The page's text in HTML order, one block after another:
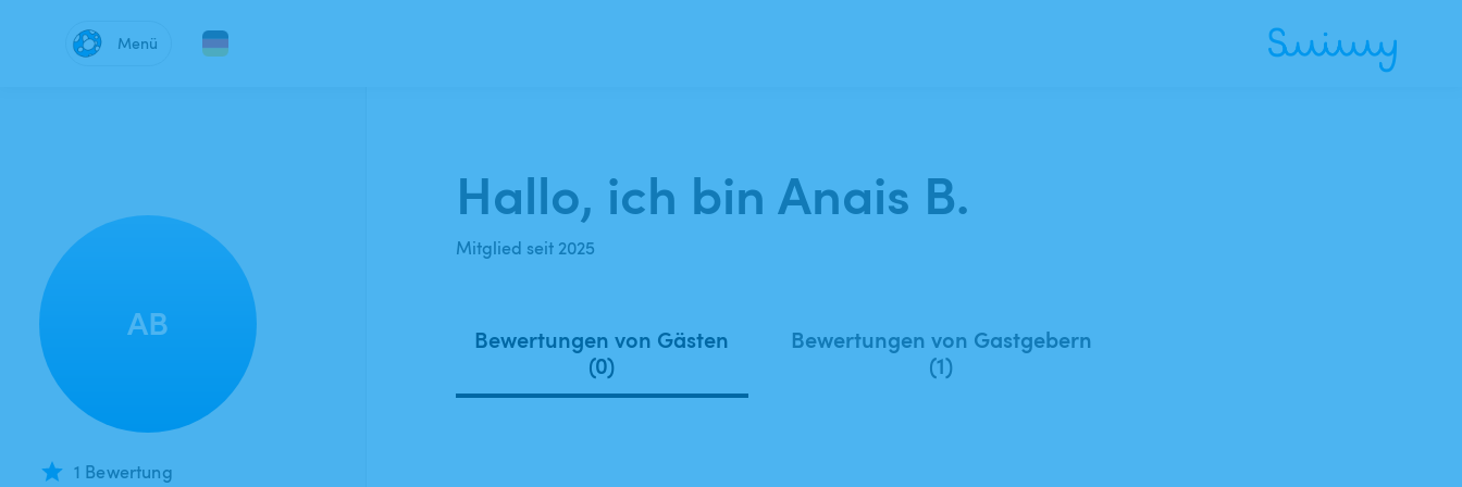
Menü
AB
1 Bewertung
Hallo, ich bin Anais B.
Mitglied seit 2025
Bewertungen von Gästen
(0)
Bewertungen von Gastgebern
(1)